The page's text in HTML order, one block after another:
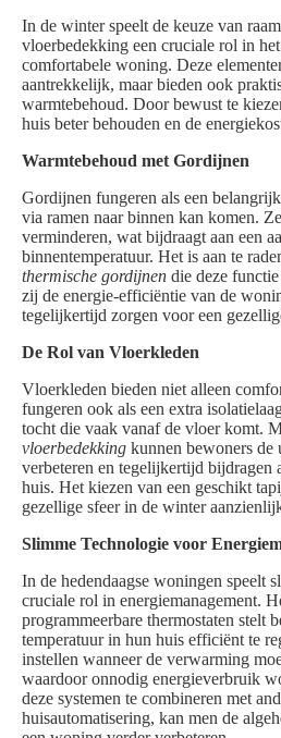
In de winter speelt de keuze van
vloerbedekking een cruciale rol in
comfortabele woning. Deze
aantrekkelijk, maar bieden ook
warmtebehoud. Door bewust te
huis beter behouden en de
Warmtebehoud met Gordijnen
Gordijnen fungeren als een
via ramen naar binnen kan komen.
verminderen, wat bijdraagt aan een
binnentemperatuur. Het is aan te
thermische gordijnen die deze
zij de energie-efficiëntie van de
tegelijkertijd zorgen voor een
De Rol van Vloerkleden
Vloerkleden bieden niet alleen
fungeren ook als een extra
tocht die vaak vanaf de vloer komt.
vloerbedekking kunnen bewoners
verbeteren en tegelijkertijd bijdragen
huis. Het kiezen van een geschikt
gezellige sfeer in de winter
Slimme Technologie voor
In de hedendaagse woningen speelt
cruciale rol in energiemanagement.
programmeerbare thermostaten stelt
temperatuur in hun huis efficiënt te
instellen wanneer de verwarming
waardoor onnodig energieverbruik
deze systemen te combineren met
huisautomatisering, kan men de